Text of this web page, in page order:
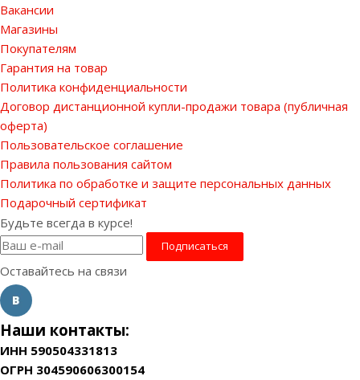
Вакансии
Магазины
Покупателям
Гарантия на товар
Политика конфиденциальности
Договор дистанционной купли-продажи товара (публичная
оферта)
Пользовательское соглашение
Правила пользования сайтом
Политика по обработке и защите персональных данных
Подарочный сертификат
Будьте всегда в курсе!
Оставайтесь на связи
Наши контакты:
ИНН 590504331813
ОГРН 304590606300154